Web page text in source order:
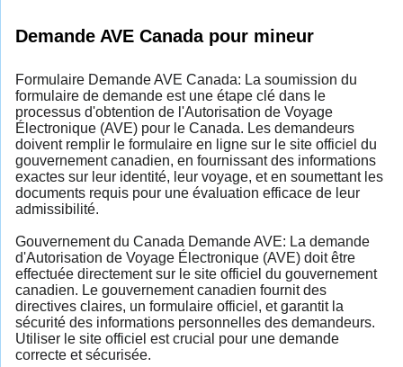
Demande AVE Canada pour mineur
Formulaire Demande AVE Canada: La soumission du
formulaire de demande est une étape clé dans le
processus d'obtention de l'Autorisation de Voyage
Électronique (AVE) pour le Canada. Les demandeurs
doivent remplir le formulaire en ligne sur le site officiel du
gouvernement canadien, en fournissant des informations
exactes sur leur identité, leur voyage, et en soumettant les
documents requis pour une évaluation efficace de leur
admissibilité.
Gouvernement du Canada Demande AVE: La demande
d'Autorisation de Voyage Électronique (AVE) doit être
effectuée directement sur le site officiel du gouvernement
canadien. Le gouvernement canadien fournit des
directives claires, un formulaire officiel, et garantit la
sécurité des informations personnelles des demandeurs.
Utiliser le site officiel est crucial pour une demande
correcte et sécurisée.